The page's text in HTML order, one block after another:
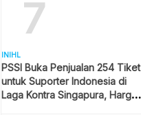
7
INIHL
PSSI Buka Penjualan 254 Tiket
untuk Suporter Indonesia di
Laga Kontra Singapura, Harga